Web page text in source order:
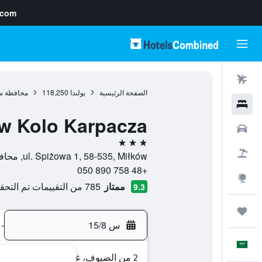
الصفحة الرئيسية بولندا 118,250 محافظة
Kolo Karpacza
3 نجوم
ul. Spiżowa 1, 58-535, Miłków, محافظة سيلزيا السفلى, بولندا
+48 758 890 050
9.3 ممتاز 785 من التقييمات تم التحقق منها
س 15/8 -
2 من الضيوف، غرفة واحدة